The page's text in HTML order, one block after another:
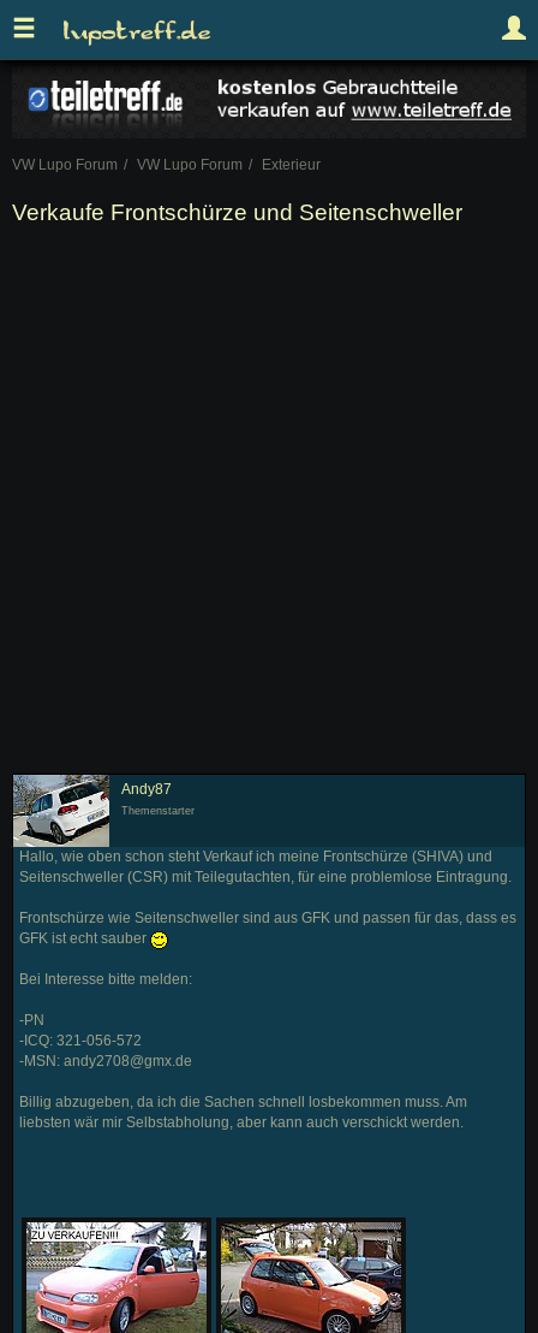
VW Lupo Forum VW Lupo Forum Exterieur
Verkaufe Frontschürze und Seitenschweller
Andy87
Themenstarter
Hallo, wie oben schon steht Verkauf ich meine Frontschürze (SHIVA) und
Seitenschweller (CSR) mit Teilegutachten, für eine problemlose Eintragung.
Frontschürze wie Seitenschweller sind aus GFK und passen für das, dass es
GFK ist echt sauber
Bei Interesse bitte melden:
-PN
-ICQ: 321-056-572
-MSN: andy2708@gmx.de
Billig abzugeben, da ich die Sachen schnell losbekommen muss. Am
liebsten wär mir Selbstabholung, aber kann auch verschickt werden.